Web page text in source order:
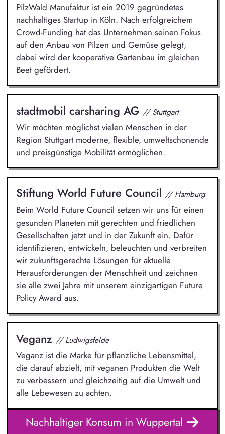
PilzWald Manufaktur ist ein 2019 gegründetes
nachhaltiges Startup in Köln. Nach erfolgreichem
Crowd-Funding hat das Unternehmen seinen Fokus
auf den Anbau von Pilzen und Gemüse gelegt,
dabei wird der kooperative Gartenbau im gleichen
Beet gefördert.
stadtmobil carsharing AG // Stuttgart
Wir möchten möglichst vielen Menschen in der
Region Stuttgart moderne, flexible, umweltschonende
und preisgünstige Mobilität ermöglichen.
Stiftung World Future Council // Hamburg
Beim World Future Council setzen wir uns für einen
gesunden Planeten mit gerechten und friedlichen
Gesellschaften jetzt und in der Zukunft ein. Dafür
identifizieren, entwickeln, beleuchten und verbreiten
wir zukunftsgerechte Lösungen für aktuelle
Herausforderungen der Menschheit und zeichnen
sie alle zwei Jahre mit unserem einzigartigen Future
Policy Award aus.
Veganz // Ludwigsfelde
Veganz ist die Marke für pflanzliche Lebensmittel,
die darauf abzielt, mit veganen Produkten die Welt
zu verbessern und gleichzeitig auf die Umwelt und
alle Lebewesen zu achten.
Nachhaltiger Konsum in Wuppertal